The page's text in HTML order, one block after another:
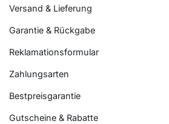
Versand & Lieferung
Garantie & Rückgabe
Reklamationsformular
Zahlungsarten
Bestpreisgarantie
Gutscheine & Rabatte